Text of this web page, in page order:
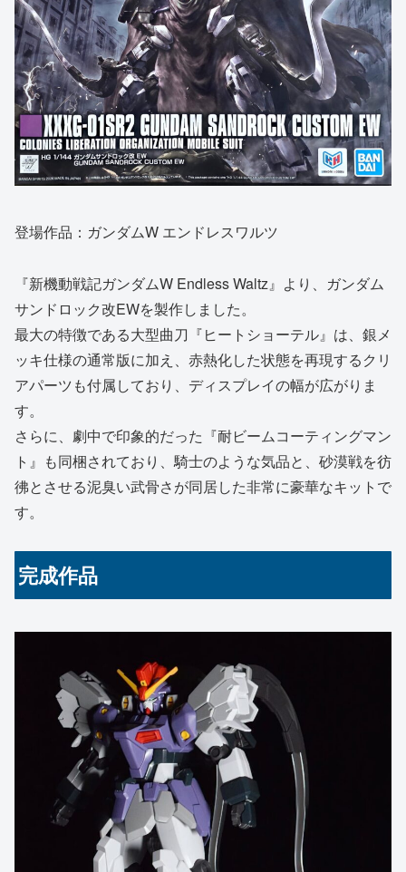
登場作品：ガンダムW エンドレスワルツ
『新機動戦記ガンダムW Endless Waltz』より、ガンダム
サンドロック改EWを製作しました。
最大の特徴である大型曲刀『ヒートショーテル』は、銀メ
ッキ仕様の通常版に加え、赤熱化した状態を再現するクリ
アパーツも付属しており、ディスプレイの幅が広がりま
す。
さらに、劇中で印象的だった『耐ビームコーティングマン
ト』も同梱されており、騎士のような気品と、砂漠戦を彷
彿とさせる泥臭い武骨さが同居した非常に豪華なキットで
す。
完成作品